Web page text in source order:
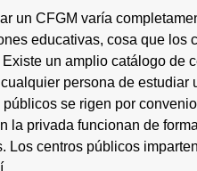
un CFGM varía
educativas, cosa que los
un amplio catálogo de
persona de estudiar
públicos se rigen por
la privada funcionan de
Los centros públicos